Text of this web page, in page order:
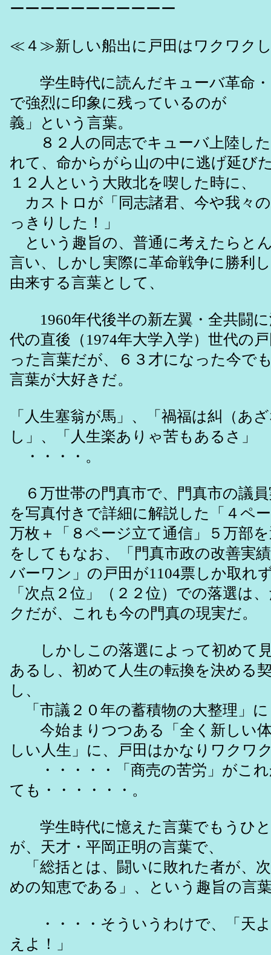
ーーーーーーーーーーー
≪４≫新しい船出に戸田はワクワク
学生時代に読んだキューバ革命・
で強烈に印象に残っているのが
義」という言葉。
８２人の同志でキューバ上陸した
れて、命からがら山の中に逃げ延び
１２人という大敗北を喫した時に、
カストロが「同志諸君、今や我々
っきりした！」
という趣旨の、普通に考えたらと
言い、しかし実際に革命戦争に勝利
由来する言葉として、
1960年代後半の新左翼・全共闘に
代の直後（1974年大学入学）世代の
った言葉だが、６３才になった今で
言葉が大好きだ。
「人生塞翁が馬」、「禍福は糾（あ
し」、「人生楽ありゃ苦もあるさ」
・・・・。
６万世帯の門真市で、門真市の議
を写真付きで詳細に解説した「４ペ
万枚＋「８ページ立て通信」５万部
をしてもなお、「門真市政の改善実
バーワン」の戸田が1104票しか取れ
「次点２位」（２２位）での落選は
クだが、これも今の門真の現実だ。
しかしこの落選によって初めて
あるし、初めて人生の転換を決める
し、
「市議２０年の蓄積物の大整理」
今始まりつつある「全く新しい体
しい人生」に、戸田はかなりワクワ
・・・・・「商売の苦労」がこれ
ても・・・・・・。
学生時代に憶えた言葉でもうひと
が、天才・平岡正明の言葉で、
「総括とは、闘いに敗れた者が、
めの知恵である」、という趣旨の言
・・・・そういうわけで、「天よ
えよ！」